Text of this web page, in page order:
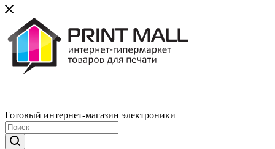
Готовый интернет-магазин электроники